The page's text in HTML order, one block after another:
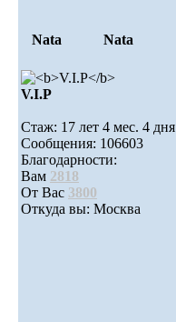
Nata Nata
V.I.Р
Стаж: 17 лет 4 мес. 4 дня
Сообщения: 106603
Благодарности:
Вам 2818
От Вас 3800
Откуда вы: Москва